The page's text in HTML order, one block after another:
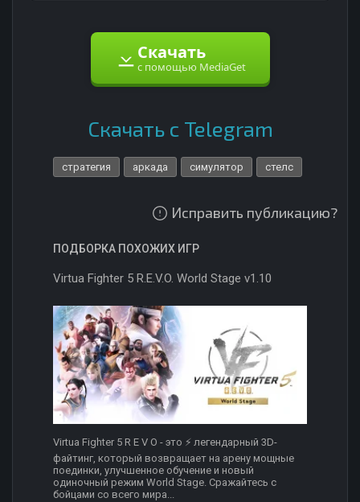
Скачать
с помощью MediaGet
Скачать с Telegram
стратегия аркада симулятор стелс
Исправить публикацию?
ПОДБОРКА ПОХОЖИХ ИГР
Virtua Fighter 5 R.E.V.O. World Stage v1.10
Virtua Fighter 5 R E V O - это ⚡ легендарный 3D-
файтинг, который возвращает на арену мощные
поединки, улучшенное обучение и новый
одиночный режим World Stage. Сражайтесь с
бойцами со всего мира...